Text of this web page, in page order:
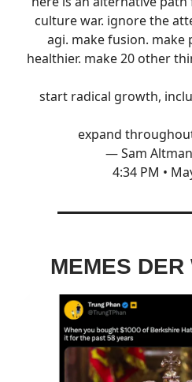
culture war. ignore the
agi. make fusion. make
healthier. make 20 other
start radical growth,
expand
— Sam
4:34 PM •
MEMES DER